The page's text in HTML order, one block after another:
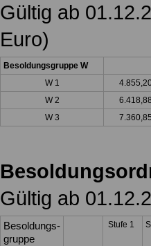
Gültig ab
Euro)
Besoldungsgruppe W
W 1
W 2
W 3
Gültig ab
Besoldungs-
gruppe
Stufe 1